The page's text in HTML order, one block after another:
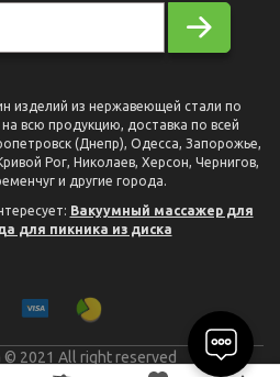
изделий из нержавеющей стали по
всю продукцию, доставка по всей
(Днепр), Одесса, Запорожье,
Рог, Николаев, Херсон, Чернигов,
и другие города.
Вакуумный массажер для
для пикника из диска
© 2021 All right reserved